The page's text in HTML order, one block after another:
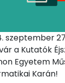
szeptember
a Kutatók
Egyetem
Karán!